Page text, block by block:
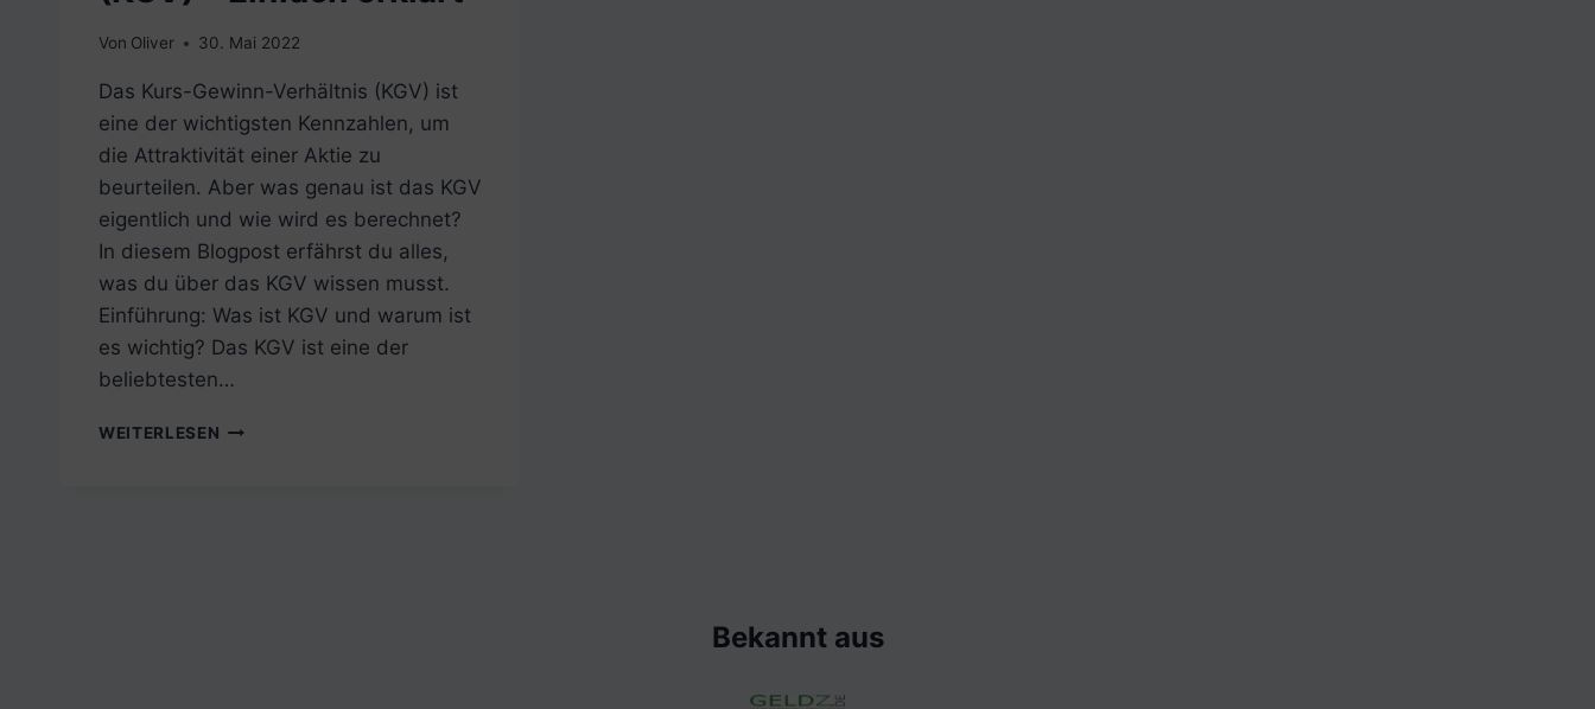
Von Oliver 30. Mai 2022
Das Kurs-Gewinn-Verhältnis (KGV) ist
eine der wichtigsten Kennzahlen, um
die Attraktivität einer Aktie zu
beurteilen. Aber was genau ist das KGV
eigentlich und wie wird es berechnet?
In diesem Blogpost erfährst du alles,
was du über das KGV wissen musst.
Einführung: Was ist KGV und warum ist
es wichtig? Das KGV ist eine der
beliebtesten…
WEITERLESEN AKTIEN
Bekannt aus